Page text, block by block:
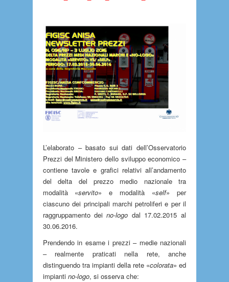
L’elaborato – basato sui dati dell’Osservatorio
Prezzi del Ministero dello sviluppo economico –
contiene tavole e grafici relativi all’andamento
del delta del prezzo medio nazionale tra
modalità «servito» e modalità «self» per
ciascuno dei principali marchi petroliferi e per il
raggruppamento dei no-logo dal 17.02.2015 al
30.06.2016.
Prendendo in esame i prezzi – medie nazionali
– realmente praticati nella rete, anche
distinguendo tra impianti della rete «colorata» ed
impianti no-logo, si osserva che: